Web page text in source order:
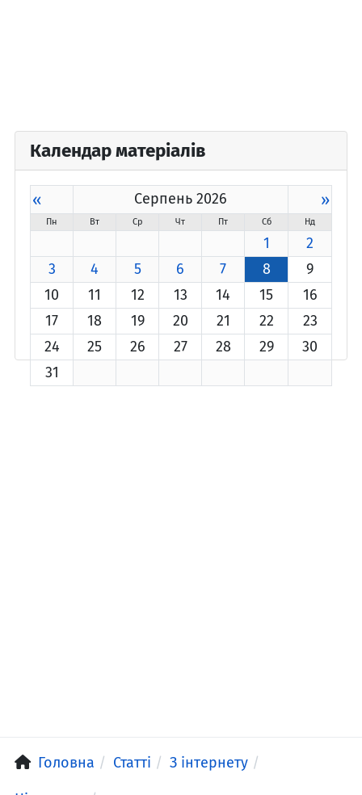
Календар матеріалів
« Серпень 2026 »
Пн Вт Ср Чт Пт Сб Нд
1
2
3
4 5 6 7 8
9
10
11 12 13 14 15
16
17
18 19 20 21 22
23
24
25 26 27 28 29
30
31
Головна Статті З інтернету